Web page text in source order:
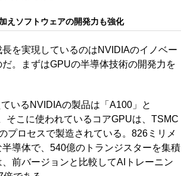
えソフトウェアの開発力も強化
を実現しているのはNVIDIAのイノベー
。まずはGPUの半導体技術の開発力を
いるNVIDIAの製品は「A100」と
そこに使われているコアGPUは、TSMC
プロセスで製造されている。826ミリメ
導体で、540億のトランジスターを集積
前バージョンと比較してAIトレーニン